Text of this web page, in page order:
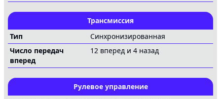
Трансмиссия
Тип
Синхронизированная
Число передач
вперед
12 вперед и 4 назад
Рулевое управление